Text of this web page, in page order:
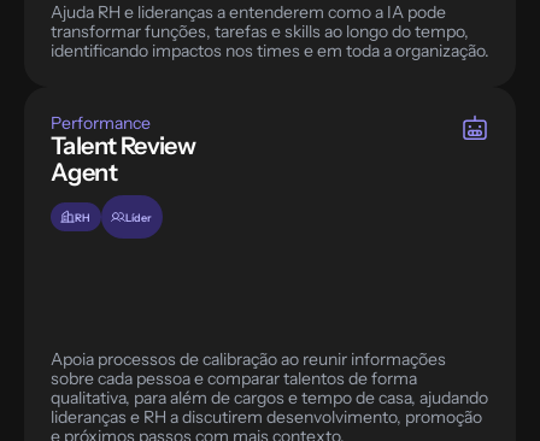
Ajuda RH e lideranças a entenderem como a IA pode
transformar funções, tarefas e skills ao longo do tempo,
Performance
Talent Review
Agent
RH Líder
Apoia processos de calibração ao reunir informações
sobre cada pessoa e comparar talentos de forma
qualitativa, para além de cargos e tempo de casa, ajudando
lideranças e RH a discutirem desenvolvimento, promoção
e próximos passos com mais contexto.